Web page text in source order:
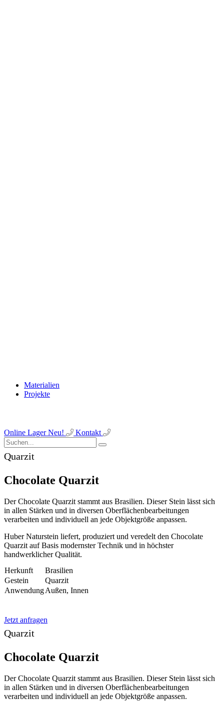
Materialien
Projekte
Online LagerNeu! Kontakt
Quarzit
Chocolate Quarzit
Der Chocolate Quarzit stammt aus Brasilien. Dieser Stein lässt sich
in allen Stärken und in diversen Oberflächenbearbeitungen
verarbeiten und individuell an jede Objektgröße anpassen.
Huber Naturstein liefert, produziert und veredelt den Chocolate
Quarzit auf Basis modernster Technik und in höchster
handwerklicher Qualität.
Herkunft
Brasilien
Gestein
Quarzit
AnwendungAußen, Innen
Jetzt anfragen
Quarzit
Chocolate Quarzit
Der Chocolate Quarzit stammt aus Brasilien. Dieser Stein lässt sich
in allen Stärken und in diversen Oberflächenbearbeitungen
verarbeiten und individuell an jede Objektgröße anpassen.